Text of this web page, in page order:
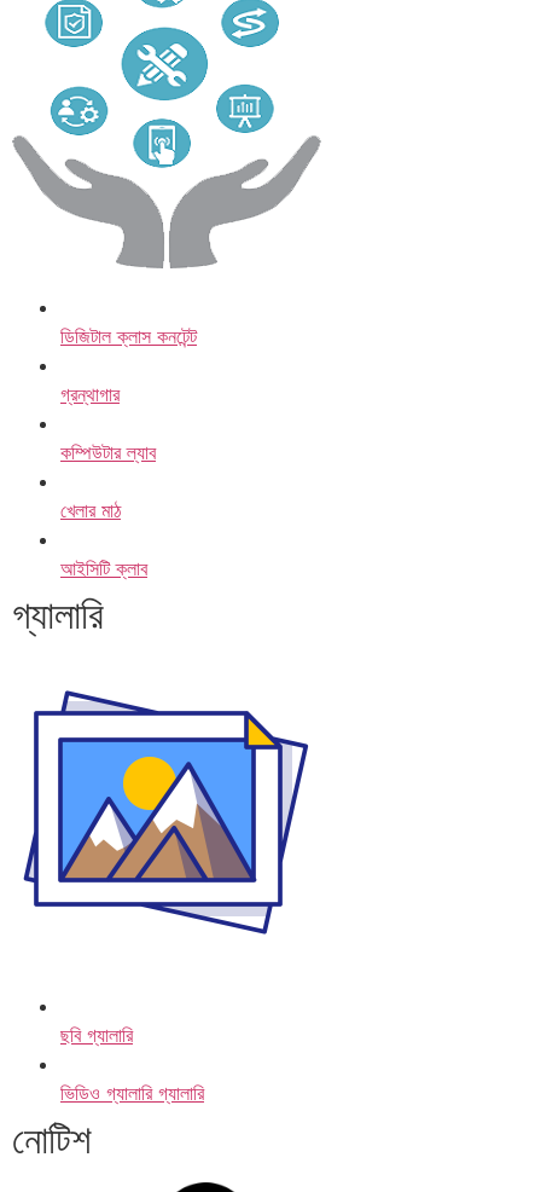
ডিজিটাল ক্লাস কনটেন্ট
গ্রন্থাগার
কম্পিউটার ল্যাব
খেলার মাঠ
আইসিটি ক্লাব
গ্যালারি
ছবি গ্যালারি
ভিডিও গ্যালারি গ্যালারি
নোটিশ